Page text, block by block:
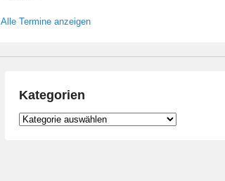
Alle Termine anzeigen
Kategorien
Kategorien